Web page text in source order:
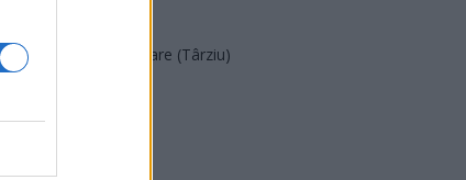
Acțiunea Conservatoare (Târziu)
PUSL (D. Voiculescu)